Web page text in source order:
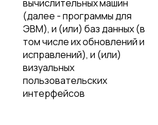
вычислительных машин
(далее - программы для
ЭВМ), и (или) баз данных (в
том числе их обновлений и
исправлений), и (или)
визуальных
пользовательских
интерфейсов